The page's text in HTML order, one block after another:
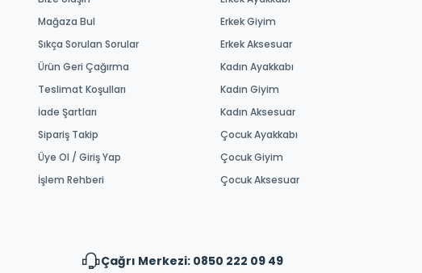
Mağaza Bul
Sıkça Sorulan Sorular
Ürün Geri Çağırma
Teslimat Koşulları
İade Şartları
Sipariş Takip
Üye Ol / Giriş Yap
İşlem Rehberi
Erkek Giyim
Erkek Aksesuar
Kadın Ayakkabı
Kadın Giyim
Kadın Aksesuar
Çocuk Ayakkabı
Çocuk Giyim
Çocuk Aksesuar
Çağrı Merkezi: 0850 222 09 49